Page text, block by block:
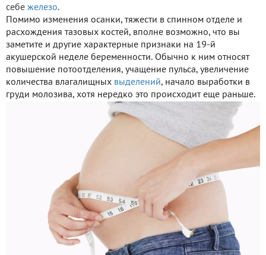
себе железо.
Помимо изменения осанки, тяжести в спинном отделе и
расхождения тазовых костей, вполне возможно, что вы
заметите и другие характерные признаки на 19-й
акушерской неделе беременности. Обычно к ним относят
повышение потоотделения, учащение пульса, увеличение
количества влагалищных выделений, начало выработки в
груди молозива, хотя нередко это происходит еще раньше.